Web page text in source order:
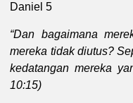
Daniel 5
“Dan bagaimana
mereka tidak diutus?
kedatangan mereka
10:15)